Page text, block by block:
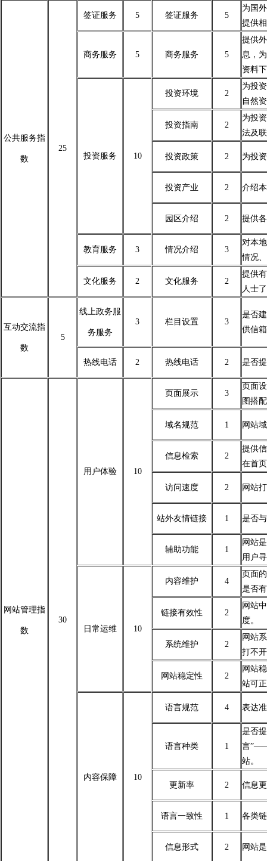
公共服务指
数
25
签证服务 5 签证服务 5
为国
提供
商务服务 5 商务服务 5
提供
息，
资料
投资服务 10
投资环境 2
为投
自然
投资指南 2
为投
法及
投资政策 2 为投
投资产业 2 介绍
园区介绍 2 提供
教育服务 3 情况介绍 3
对本
情况
文化服务 2 文化服务 2
提供
人士
互动交流指
数
5
线上政务服
务服务
3 栏目设置 3
是否
供信
热线电话 2 热线电话 2 是否
网站管理指
数
30
用户体验 10
页面展示 3
页面
图搭
域名规范 1 网站
信息检索 2
提供
在首
访问速度 2 网站
站外友情链接 1 是否
辅助功能 1
网站
用户
日常运维 10
内容维护 4
页面
是否
链接有效性 2
网站
度。
系统维护 2
网站
打不
网站稳定性 2
网站
站可
内容保障 10
语言规范 4 表达
语言种类 1
是否
言”——
站。
更新率 2 信息
语言一致性 1 各类
信息形式 2 网站